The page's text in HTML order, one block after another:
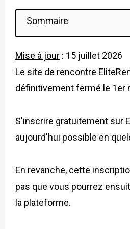
Sommaire
Mise à jour : 15 juillet 2026
Le site de rencontre
définitivement fermé le 1er
S'inscrire gratuitement sur
aujourd'hui possible en
En revanche, cette
pas que vous pourrez
la plateforme.